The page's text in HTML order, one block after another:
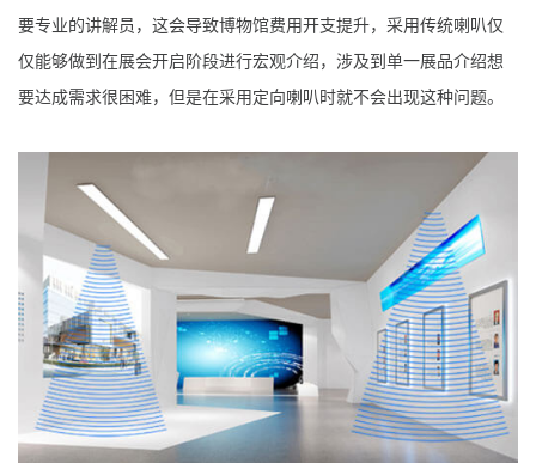
要专业的讲解员，这会导致博物馆费用开支提升，采用传统喇叭仅
仅能够做到在展会开启阶段进行宏观介绍，涉及到单一展品介绍想
要达成需求很困难，但是在采用定向喇叭时就不会出现这种问题。